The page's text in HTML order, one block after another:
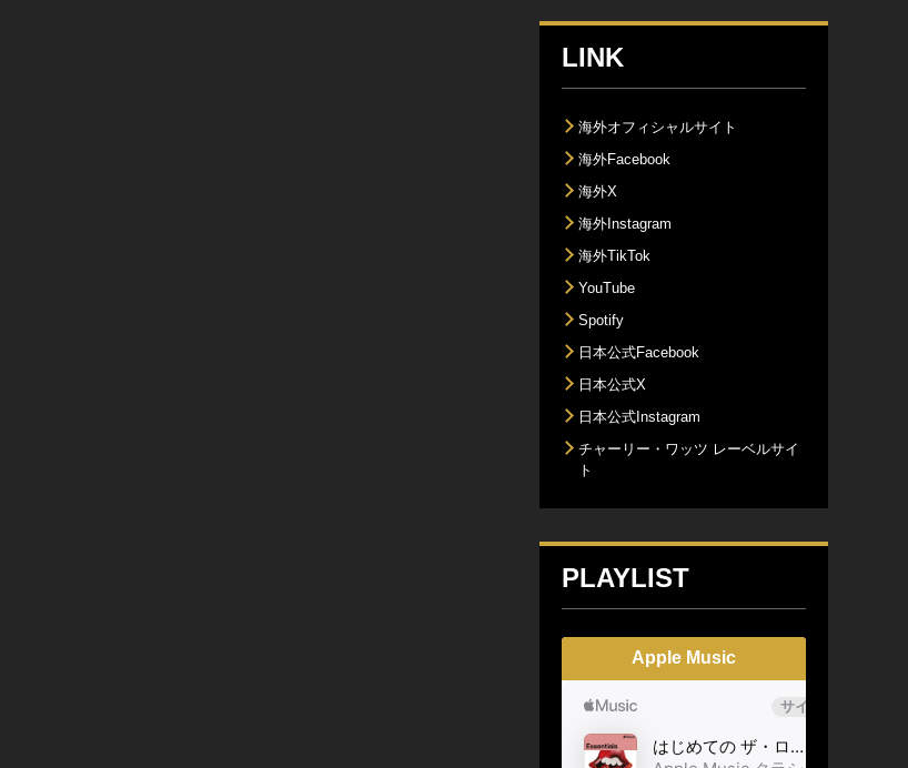
LINK
海外オフィシャルサイト
海外Facebook
海外X
海外Instagram
海外TikTok
YouTube
Spotify
日本公式Facebook
日本公式X
日本公式Instagram
チャーリー・ワッツ レーベルサイ
ト
PLAYLIST
Apple Music